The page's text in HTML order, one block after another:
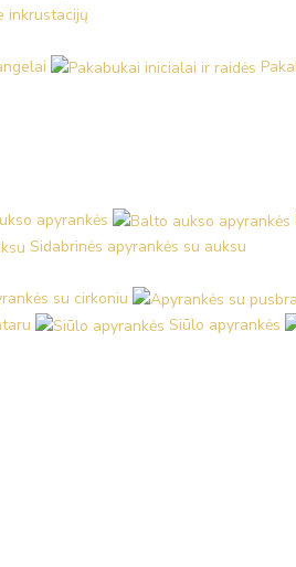
inkrustacijų
apyrankės
Sidabrinės apyrankės su auksu
su cirkoniu
Siūlo apyrankės